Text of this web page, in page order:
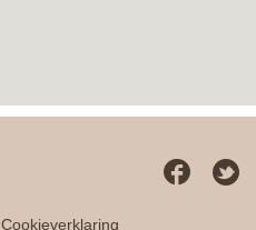
Cookieverklaring